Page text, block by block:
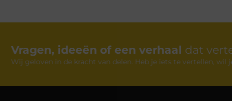
Vragen, ideeën of een verhaal dat
Wij geloven in de kracht van delen. Heb je iets te vertellen,